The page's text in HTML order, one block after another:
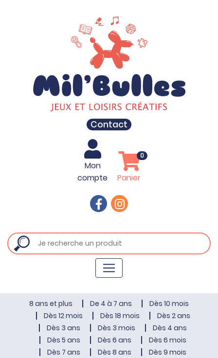
Contact
Mon
compte
Panier
0
8 ans et plus De 4 à 7 ans
Dès 10 mois
Dès 12 mois
Dès 18 mois
Dès 2 ans
Dès 3 ans
Dès 3 mois
Dès 4 ans
Dès 5 ans
Dès 6 ans
Dès 6 mois
Dès 7 ans
Dès 8 ans
Dès 9 mois